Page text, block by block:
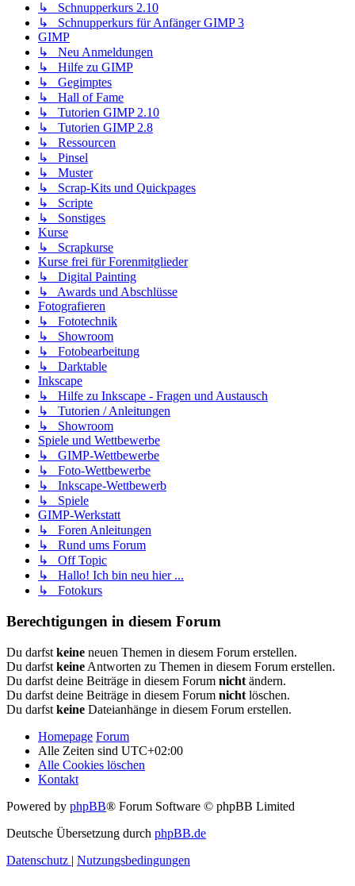
↳ Schnupperkurs 2.10
↳ Schnupperkurs für Anfänger GIMP 3
GIMP
↳ Neu Anmeldungen
↳ Hilfe zu GIMP
↳ Gegimptes
↳ Hall of Fame
↳ Tutorien GIMP 2.10
↳ Tutorien GIMP 2.8
↳ Ressourcen
↳ Pinsel
↳ Muster
↳ Scrap-Kits und Quickpages
↳ Scripte
↳ Sonstiges
Kurse
↳ Scrapkurse
Kurse frei für Forenmitglieder
↳ Digital Painting
↳ Awards und Abschlüsse
Fotografieren
↳ Fototechnik
↳ Showroom
↳ Fotobearbeitung
↳ Darktable
Inkscape
↳ Hilfe zu Inkscape - Fragen und Austausch
↳ Tutorien / Anleitungen
↳ Showroom
Spiele und Wettbewerbe
↳ GIMP-Wettbewerbe
↳ Foto-Wettbewerbe
↳ Inkscape-Wettbewerb
↳ Spiele
GIMP-Werkstatt
↳ Foren Anleitungen
↳ Rund ums Forum
↳ Off Topic
↳ Hallo! Ich bin neu hier ...
↳ Fotokurs
Berechtigungen in diesem Forum
Du darfst keine neuen Themen in diesem Forum erstellen.
Du darfst keine Antworten zu Themen in diesem Forum erstellen.
Du darfst deine Beiträge in diesem Forum nicht ändern.
Du darfst deine Beiträge in diesem Forum nicht löschen.
Du darfst keine Dateianhänge in diesem Forum erstellen.
Homepage Forum
Alle Zeiten sind UTC+02:00
Alle Cookies löschen
Kontakt
Powered by phpBB® Forum Software © phpBB Limited
Deutsche Übersetzung durch phpBB.de
Datenschutz | Nutzungsbedingungen